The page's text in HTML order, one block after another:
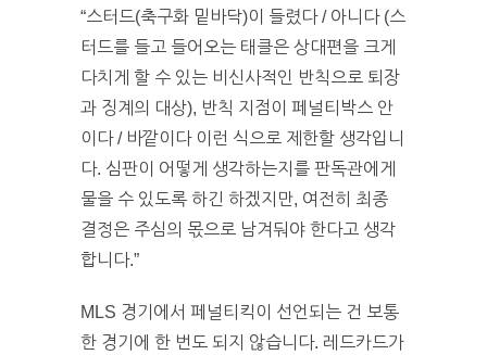
“스터드(축구화 밑바닥)이 들렸다 / 아니다 (스
터드를 들고 들어오는 태클은 상대편을 크게
다치게 할 수 있는 비신사적인 반칙으로 퇴장
과 징계의 대상), 반칙 지점이 페널티박스 안
이다 / 바깥이다 이런 식으로 제한할 생각입니
다. 심판이 어떻게 생각하는지를 판독관에게
물을 수 있도록 하긴 하겠지만, 여전히 최종
결정은 주심의 몫으로 남겨둬야 한다고 생각
합니다.”
MLS 경기에서 페널티킥이 선언되는 건 보통
한 경기에 한 번도 되지 않습니다. 레드카드가